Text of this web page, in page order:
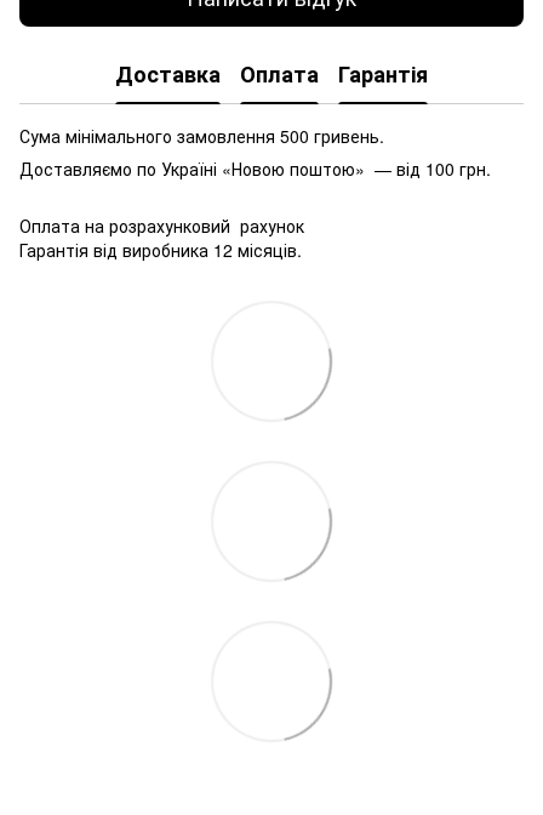
Доставка Оплата Гарантія
Сума мінімального замовлення 500 гривень.
Доставляємо по Україні «Новою поштою» — від 100 грн.
Оплата на розрахунковий рахунок
Гарантія від виробника 12 місяців.